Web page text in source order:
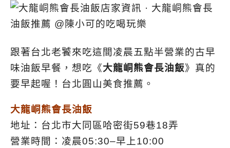
跟著台北老饕來吃這間凌晨五點半營業的古早
味油飯早餐，想吃《大龍峒熊會長油飯》真的
要早起喔！台北圓山美食推薦。
大龍峒熊會長油飯
地址：台北市大同區哈密街59巷18弄
營業時間：凌晨05:30–早上10:00